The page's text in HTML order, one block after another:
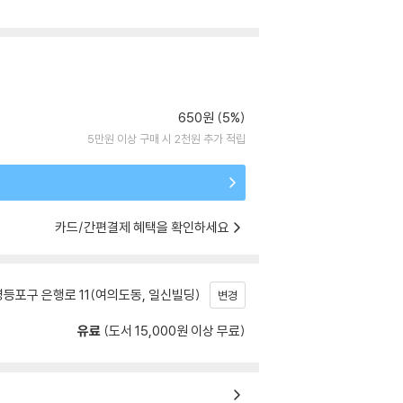
650원 (5%)
5만원 이상 구매 시 2천원 추가 적립
카드/간편결제 혜택을 확인하세요
포구 은행로 11(여의도동, 일신빌딩) 변경
유료 (도서 15,000원 이상 무료)